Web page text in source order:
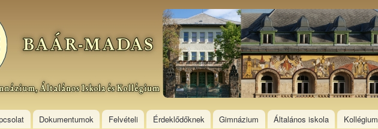
Skip to
main
content
Dokumentumok Felvételi Érdeklődőknek Gimnázium Általános iskola Kollégium